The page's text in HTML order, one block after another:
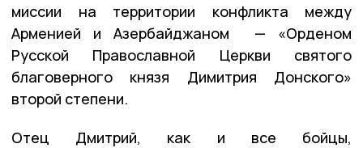
миссии на территории конфликта между
Арменией и Азербайджаном — «Орденом
Русской Православной Церкви святого
благоверного князя Димитрия Донского»
второй степени.
Отец Дмитрий, как и все бойцы,